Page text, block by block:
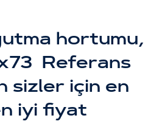
hortumu,
Referans
sizler için en
iyi fiyat